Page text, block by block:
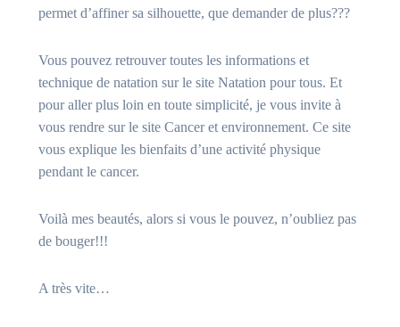
permet d’affiner sa silhouette, que demander de plus???
Vous pouvez retrouver toutes les informations et
technique de natation sur le site Natation pour tous. Et
pour aller plus loin en toute simplicité, je vous invite à
vous rendre sur le site Cancer et environnement. Ce site
vous explique les bienfaits d’une activité physique
pendant le cancer.
Voilà mes beautés, alors si vous le pouvez, n’oubliez pas
de bouger!!!
A très vite…